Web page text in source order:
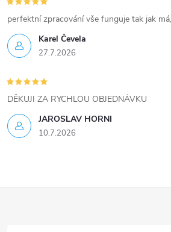
v
ý
p
i
s
u
Karel Čevela
27.7.2026
perfektní zpracování vše funguje tak jak
JAROSLAV HORNI
10.7.2026
DĚKUJI ZA RYCHLOU OBJEDNÁVKU